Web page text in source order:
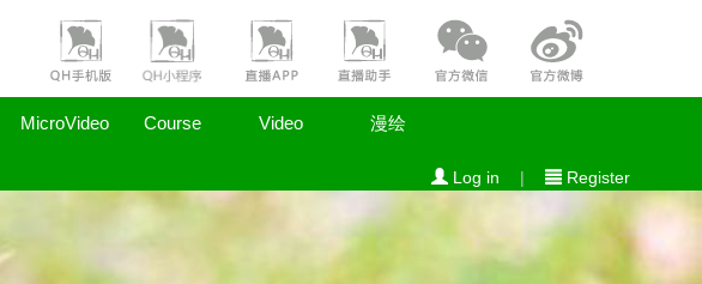
MicroVideo Course Video 漫绘
Log in | Register